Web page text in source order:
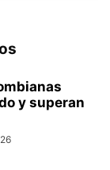
y superan